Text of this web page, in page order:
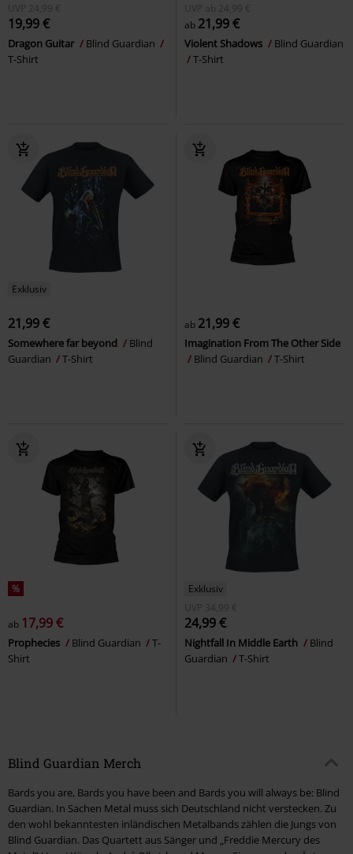
UVP
24,99 €
19,99 €
Dragon Guitar
Blind Guardian
T-Shirt
UVP
ab 24,99 €
ab 21,99 €
Violent Shadows
Blind Guardian
T-Shirt
Exklusiv
21,99 €
Somewhere far beyond
Blind
Guardian
T-Shirt
ab 21,99 €
Imagination From The Other Side
Blind Guardian
T-Shirt
%
ab 17,99 €
Prophecies Blind Guardian
T-
Shirt
Exklusiv
UVP
34,99 €
24,99 €
Nightfall In Middle Earth
Blind
Guardian
T-Shirt
Blind Guardian Merch
Bards you are, Bards you have been and Bards you will always be: Blind
Guardian. In Sachen Metal muss sich Deutschland nicht verstecken. Zu
den wohl bekanntesten inländischen Metalbands zählen die Jungs von
Blind Guardian. Das Quartett aus Sänger und „Freddie Mercury des